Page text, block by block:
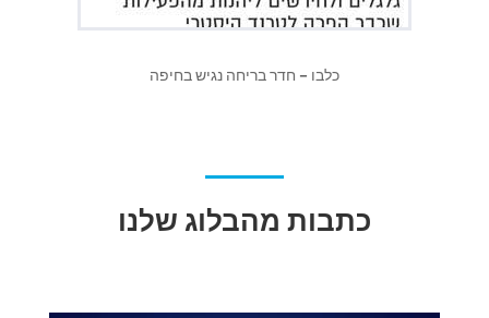
כלבו – חדר בריחה נגיש בחיפה
כתבות מהבלוג שלנו